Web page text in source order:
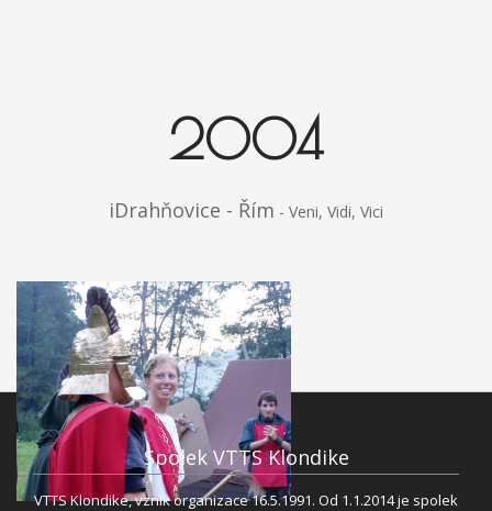
2004
iDrahňovice - Řím - Veni, Vidi, Vici
Spolek VTTS Klondike
VTTS Klondike, vznik organizace 16.5.1991. Od 1.1.2014 je spolek